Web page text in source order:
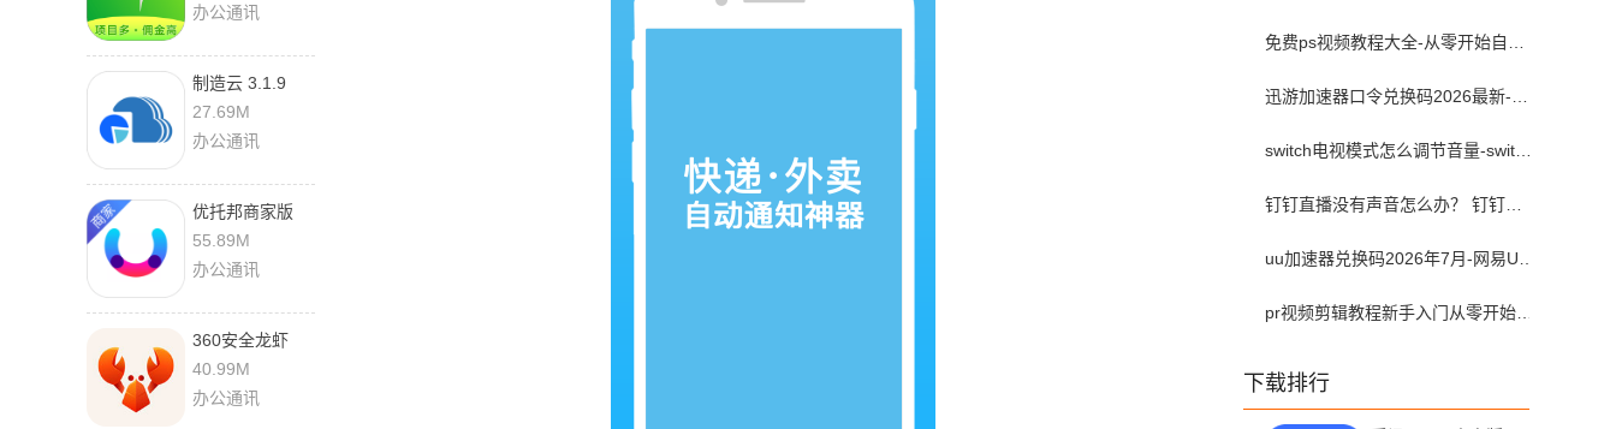
办公通讯
制造云 3.1.9
27.69M
办公通讯
优托邦商家版
5.4.1
55.89M
办公通讯
360安全龙虾
1.3.0 官方版
40.99M
办公通讯
下载排行